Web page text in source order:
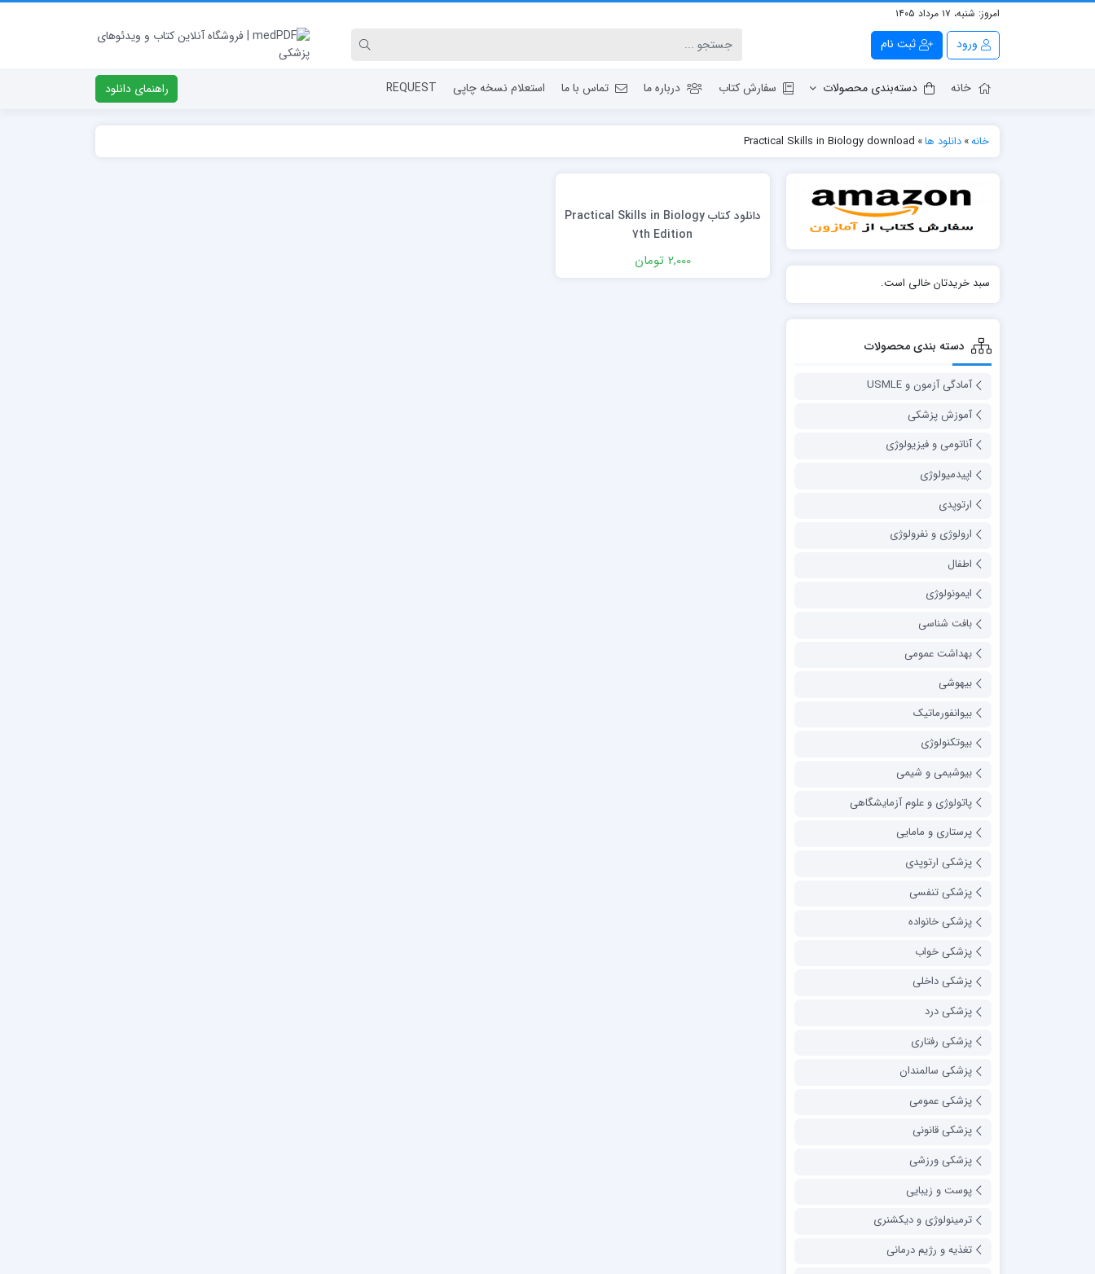
امروز: شنبه، ۱۷ مرداد ۱۴۰۵
ورود ثبت نام
خانه دسته‌بندی محصولات سفارش کتاب درباره ما تماس با ما استعلام نسخه چاپی REQUEST راهنمای دانلود
خانه»دانلود ها»
Practical Skills in Biology download
دانلود كتاب Practical Skills in Biology
7th Edition
2,000 تومان
سبد خریدتان خالی است.
دسته بندی محصولات
آمادگی آزمون و USMLE
آموزش پزشکی
آناتومی و فیزیولوژی
اپیدمیولوژی
ارتوپدی
ارولوژی و نفرولوژی
اطفال
ایمونولوژی
بافت شناسی
بهداشت عمومی
بیهوشی
بیوانفورماتیک
بیوتکنولوژی
بیوشیمی و شیمی
پاتولوژی و علوم آزمایشگاهی
پرستاری و مامایی
پزشکی ارتوپدی
پزشکی تنفسی
پزشکی خانواده
پزشکی خواب
پزشکی داخلی
پزشکی درد
پزشکی رفتاری
پزشکی سالمندان
پزشکی عمومی
پزشکی قانونی
پزشکی ورزشی
پوست و زیبایی
ترمینولوژی و دیکشنری
تغذیه و رژیم درمانی